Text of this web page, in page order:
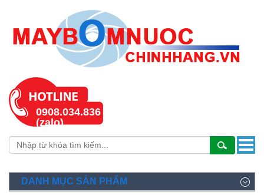
0908.034.836
(zalo)
DANH MỤC SẢN PHẨM